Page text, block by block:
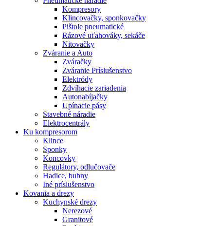
Kompresory
Klincovačky, sponkovačky
Pištole pneumatické
Rázové uťahováky, sekáče
Nitovačky
Zváranie a Auto
Zváračky
Zváranie Príslušenstvo
Elektródy
Zdvíhacie zariadenia
Autonabíjačky
Upínacie pásy
Stavebné náradie
Elektrocentrály
Ku kompresorom
Klince
Sponky
Koncovky
Regulátory, odlučovače
Hadice, bubny
Iné príslušenstvo
Kovania a drezy
Kuchynské drezy
Nerezové
Granitové